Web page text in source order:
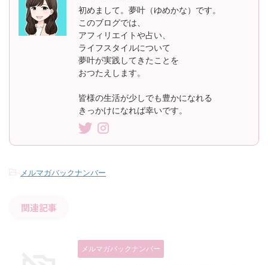
初めまして。夢叶（ゆめかな）です。
このブログでは、
アフィリエイトや占い、
ライフスタイルについて
夢叶が実践してきたことを
おつたえします。
皆様の生活が少しでも豊かになれる
きっかけになれば幸いです。
メルマガバックナンバー
関連記事
メルマガバックナンバー